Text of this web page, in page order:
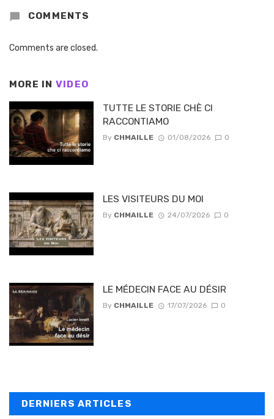
COMMENTS
Comments are closed.
MORE IN VIDEO
TUTTE LE STORIE CHÈ CI
RACCONTIAMO
By CHMAILLE 01/08/2026 0
LES VISITEURS DU MOI
By CHMAILLE 24/07/2026 0
LE MÉDECIN FACE AU DÉSIR
By CHMAILLE 17/07/2026 0
DERNIERS ARTICLES